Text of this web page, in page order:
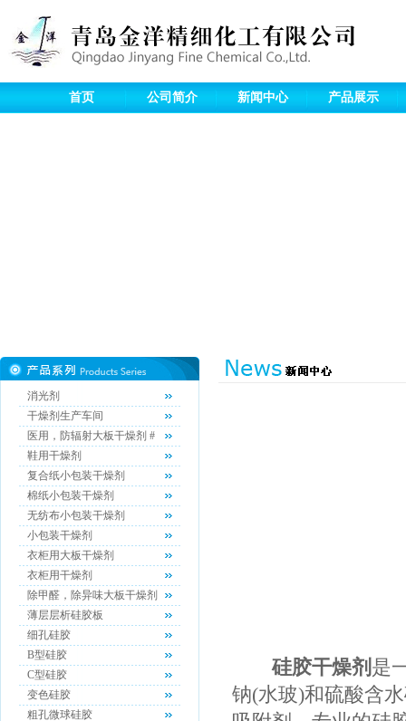
首页 公司简介 新闻中心 产品展示
消光剂
干燥剂生产车间
医用，防辐射大板干燥剂 #
鞋用干燥剂
复合纸小包装干燥剂
棉纸小包装干燥剂
无纺布小包装干燥剂
小包装干燥剂
衣柜用大板干燥剂
衣柜用干燥剂
除甲醛，除异味大板干燥剂
薄层层析硅胶板
细孔硅胶
B型硅胶
C型硅胶
变色硅胶
粗孔微球硅胶
硅胶干燥剂 是
钠(水玻)和硫酸含